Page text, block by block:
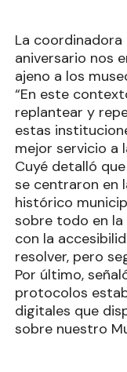
La coordinadora
aniversario nos
ajeno a los
“En este
replantear y
estas
mejor servicio a
Cuyé detalló
se centraron en
histórico
sobre todo en la
con la
resolver, pero
Por último,
protocolos
digitales que
sobre nuestro